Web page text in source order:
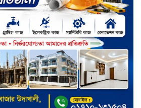
মার্কেন্টাইল ব্যাংকের নির্বাহী কমিটির
চেয়ারম্যান হলেন আনোয়ারুল হক
সপ্তাহের শেষ কার্যদিবসে লেনদেনের
তালিকায় শীর্ষে উঠে এসেছে শার্প
ইন্ডাস্ট্রিজ